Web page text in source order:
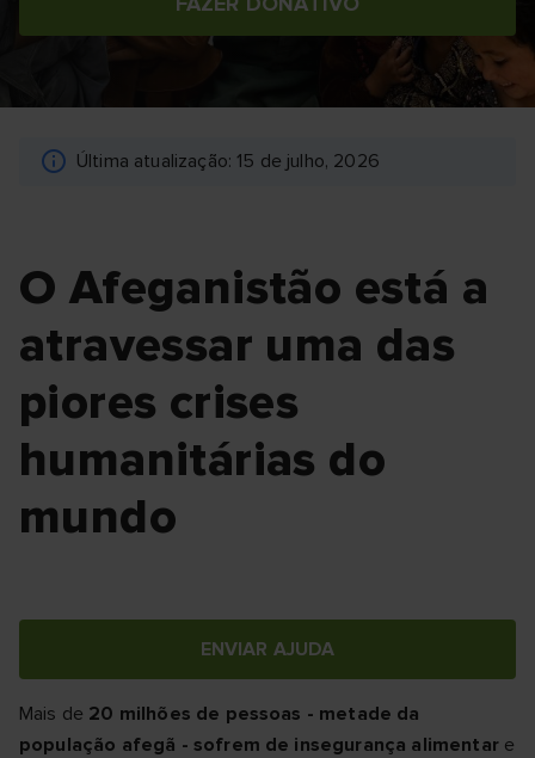
Última atualização: 15 de julho, 2026
O Afeganistão está a
atravessar uma das
piores crises
humanitárias do
mundo
ENVIAR AJUDA
Mais de 20 milhões de pessoas - metade da
população afegã - sofrem de insegurança alimentare